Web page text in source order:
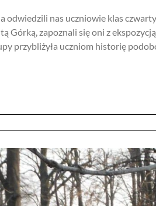
odwiedzili nas uczniowie klas
Górką, zapoznali się oni z
przybliżyła uczniom historię